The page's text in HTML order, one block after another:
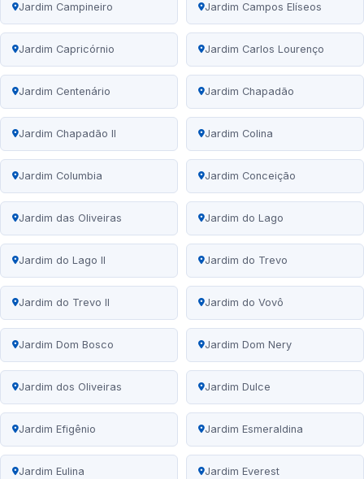
Jardim Campineiro Jardim Campos Elíseos
Jardim Capricórnio Jardim Carlos Lourenço
Jardim Centenário Jardim Chapadão
Jardim Chapadão II Jardim Colina
Jardim Columbia Jardim Conceição
Jardim das Oliveiras Jardim do Lago
Jardim do Lago II Jardim do Trevo
Jardim do Trevo II Jardim do Vovô
Jardim Dom Bosco Jardim Dom Nery
Jardim dos Oliveiras Jardim Dulce
Jardim Efigênio Jardim Esmeraldina
Jardim Eulina Jardim Everest